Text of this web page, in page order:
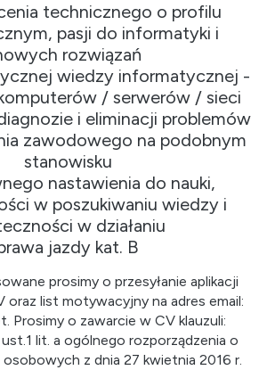
technicznego o profilu
pasji do informatyki i
rozwiązań
wiedzy informatycznej -
/ serwerów / sieci
i eliminacji problemów
zawodowego na podobnym
stanowisku
nastawienia do nauki,
w poszukiwaniu wiedzy i
w działaniu
jazdy kat. B
prosimy o przesyłanie aplikacji
oraz list motywacyjny na adres email:
Prosimy o zawarcie w CV klauzuli:
lit. a ogólnego rozporządzenia o
z dnia 27 kwietnia 2016 r.